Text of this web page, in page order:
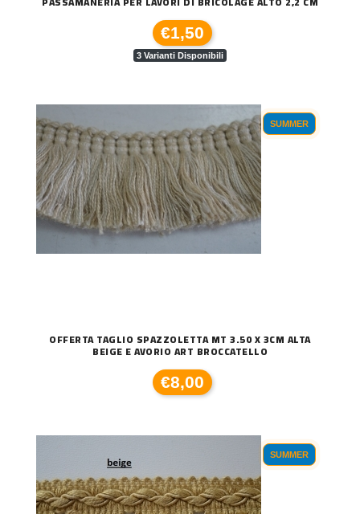
€1,50
3 Varianti Disponibili
SUMMER
OFFERTA TAGLIO SPAZZOLETTA MT 3.50 X 3CM ALTA
BEIGE E AVORIO ART BROCCATELLO
€8,00
SUMMER